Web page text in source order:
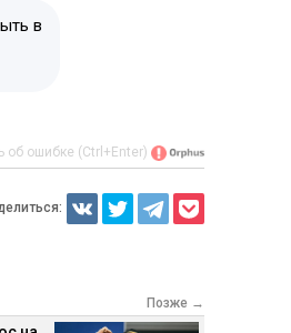
в
об ошибке (Ctrl+Enter)
Позже →